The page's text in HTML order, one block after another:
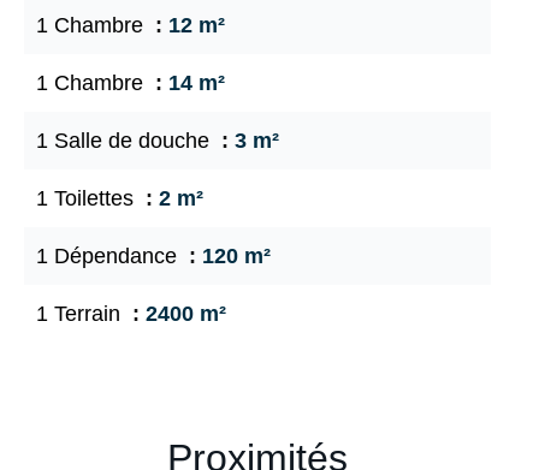
1 Chambre 12 m²
1 Chambre 14 m²
1 Salle de douche 3 m²
1 Toilettes 2 m²
1 Dépendance 120 m²
1 Terrain 2400 m²
Proximités